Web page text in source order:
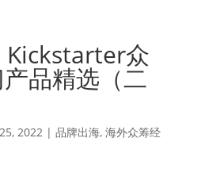
众
品精选（二
2022| 品牌出海, 海外众筹经